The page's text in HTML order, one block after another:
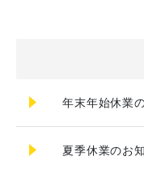
年末年始休業
夏季休業のお